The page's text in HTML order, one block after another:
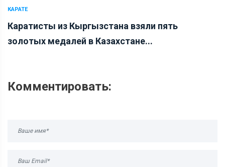
КАРАТЕ
Каратисты из Кыргызстана взяли пять
золотых медалей в Казахстане...
Комментировать: